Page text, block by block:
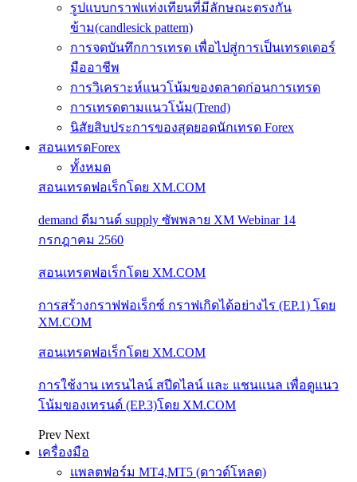
รูปแบบกราฟแท่งเทียนที่มีลักษณะตรงกัน
ข้าม(candlesick pattern)
การจดบันทึกการเทรด เพื่อไปสู่การเป็นเทรดเดอร์
มืออาชีพ
การวิเคราะห์แนวโน้มของตลาดก่อนการเทรด
การเทรดตามแนวโน้ม(Trend)
นิสัยสิบประการของสุดยอดนักเทรด Forex
สอนเทรดForex
ทั้งหมด
สอนเทรดฟอเร็กโดย XM.COM
demand ดีมานด์ supply ซัพพลาย XM Webinar 14
กรกฎาคม 2560
สอนเทรดฟอเร็กโดย XM.COM
การสร้างกราฟฟอเร็กซ์ กราฟเกิดได้อย่างไร (EP.1) โดย
XM.COM
สอนเทรดฟอเร็กโดย XM.COM
การใช้งาน เทรนไลน์ สปีดไลน์ และ แชนแนล เพื่อดูแนว
โน้มของเทรนด์ (EP.3)โดย XM.COM
Prev Next
เครื่องมือ
แพลตฟอร์ม MT4,MT5 (ดาวด์โหลด)